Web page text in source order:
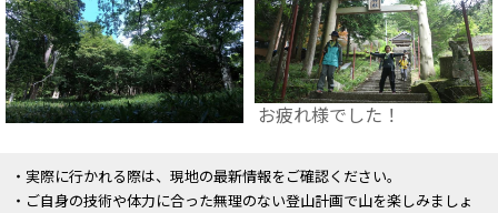
お疲れ様でした！
・実際に行かれる際は、現地の最新情報をご確認ください。
・ご自身の技術や体力に合った無理のない登山計画で山を楽しみましょ